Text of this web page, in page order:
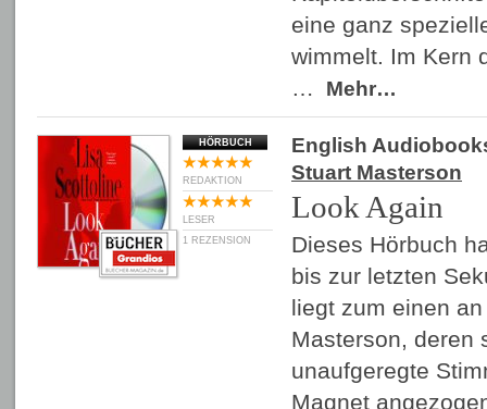
eine ganz
wimmelt. Im Kern
…
Mehr…
HÖRBUCH
REDAKTION
LESER
1 REZENSION
English
Stuart Masterson
Look Again
Dieses Hörbuch
bis zur letzten
liegt zum einen
Masterson, deren
unaufgeregte
Magnet